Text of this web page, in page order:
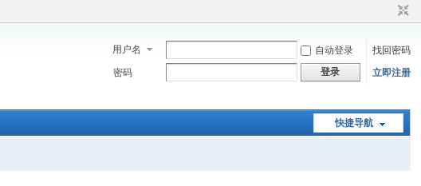
用户名 自动登录
找回密码
密码
登录 立即注册
快捷导航